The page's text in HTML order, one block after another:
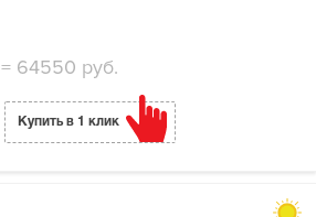
=64550 руб.
Купить в 1 клик